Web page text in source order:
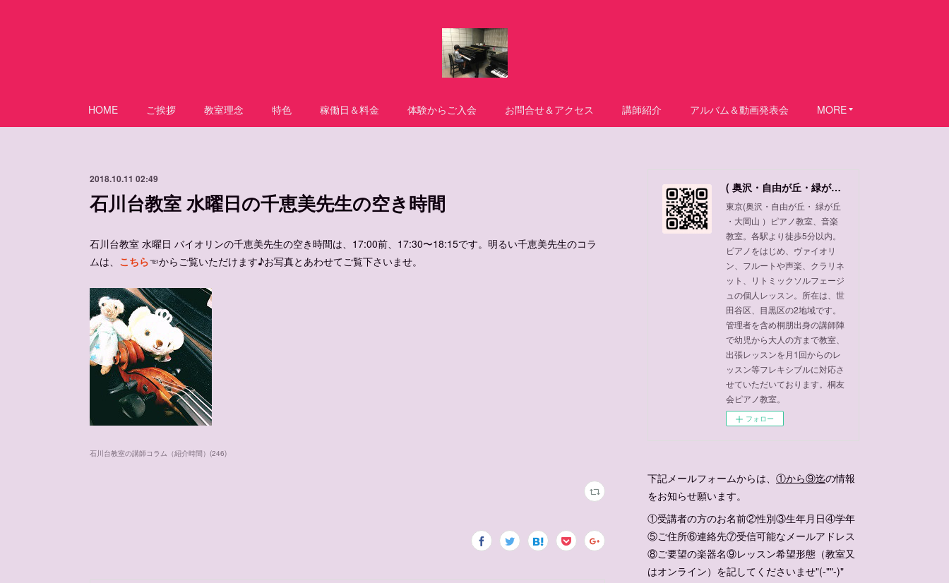
HOME ご挨拶 教室理念 特色 稼働日＆料金 体験からご入会 お問合せ＆アクセス 講師紹介 アルバム＆動画発表会 MORE
2018.10.11 02:49
石川台教室 水曜日の千恵美先生の空き時間
石川台教室 水曜日 バイオリンの千恵美先生の空き時間は、17:00前、17:30〜18:15です。明るい千恵美先生のコラ
ムは、 こちら☜からご覧いただけます♪お写真とあわせてご覧下さいませ。
石川台教室の講師コラム（紹介時間） (246)
( 奥沢・自由が丘・緑が丘 ・大岡山 ) ピアノ教室、音楽教室
東京(奥沢・自由が丘・ 緑が丘
・大岡山 ）ピアノ教室、音楽
教室。各駅より徒歩5分以内。
ピアノをはじめ、ヴァイオリ
ン、フルートや声楽、クラリネ
ット、リトミックソルフェージ
ュの個人レッスン。所在は、世
田谷区、目黒区の2地域です。
管理者を含め桐朋出身の講師陣
で幼児から大人の方まで教室、
出張レッスンを月1回からのレ
ッスン等フレキシブルに対応さ
せていただいております。桐友
会ピアノ教室。
フォロー
下記メールフォームからは、 ①から⑨迄の情報
をお知らせ願います。
①受講者の方のお名前②性別③生年月日④学年
⑤ご住所⑥連絡先⑦受信可能なメールアドレス
⑧ご要望の楽器名⑨レッスン希望形態（教室又
はオンライン）を記してくださいませ"(-""-)"